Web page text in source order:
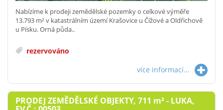
Nabízíme k prodeji zemědělské pozemky o celkové výměře
13.793 m² v katastrálním území Krašovice u Čížové a Oldřichově
u Písku. Orná půda..
rezervováno
více informací...
PRODEJ ZEMĚDĚLSKÉ OBJEKTY, 711 m²- LUKA,